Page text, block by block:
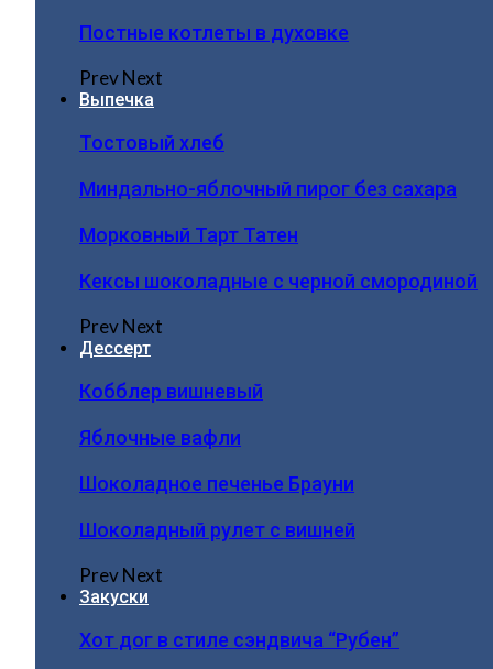
Постные котлеты в духовке
PrevNext
Выпечка
Тостовый хлеб
Миндально-яблочный пирог без сахара
Морковный Тарт Татен
Кексы шоколадные с черной смородиной
PrevNext
Дессерт
Кобблер вишневый
Яблочные вафли
Шоколадное печенье Брауни
Шоколадный рулет с вишней
PrevNext
Закуски
Хот дог в стиле сэндвича “Рубен”